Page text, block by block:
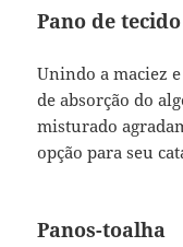
Pano de
Unindo a maciez
de absorção do
misturado
opção para seu
Panos-toalha